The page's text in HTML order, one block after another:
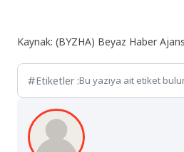
Kaynak: (BYZHA) Beyaz Haber
Etiketler :Bu yazıya ait etiket